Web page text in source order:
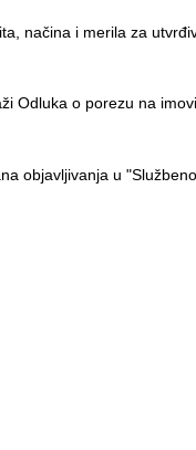
načina i merila za
Odluka o porezu na
objavljivanja u